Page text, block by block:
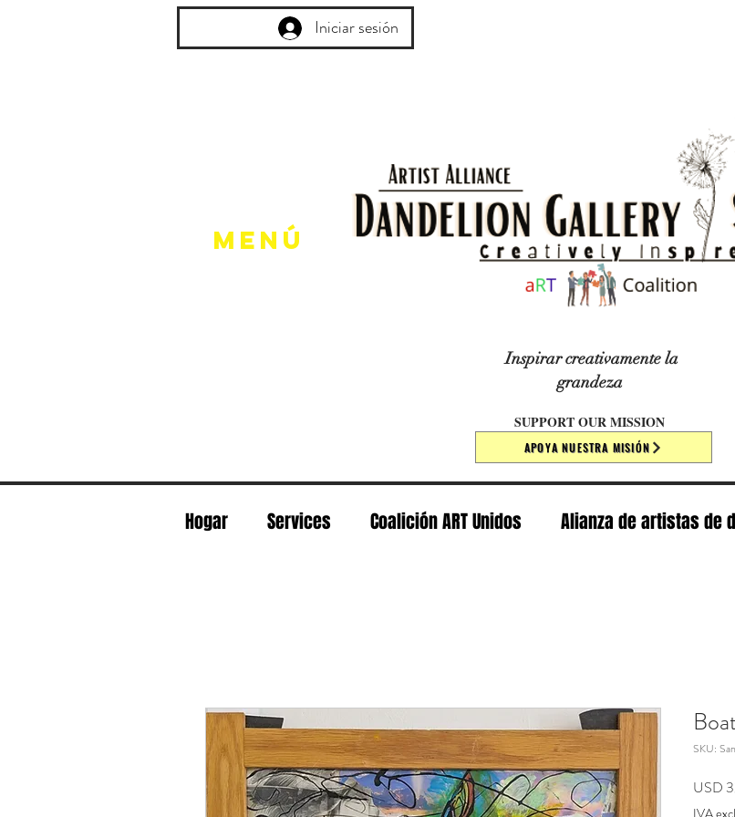
Iniciar sesión
Menú
​​​Inspirar creativamente la
grandeza
SUPPORT OUR MISSION
APOYA NUESTRA MISIÓN
Hogar Services Coalición ART Unidos Alianza de artistas de
SKU:
USD